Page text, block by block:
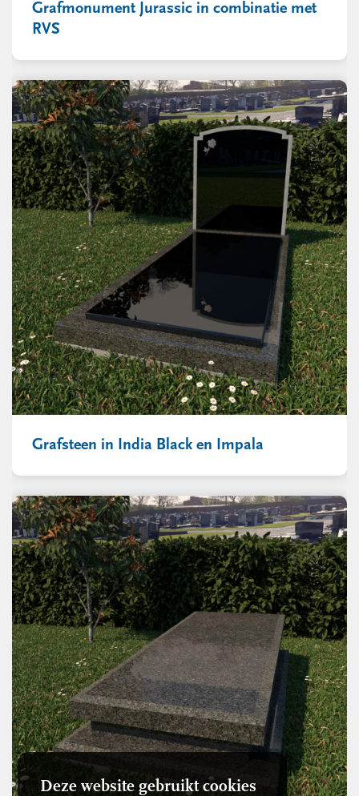
Grafmonument Jurassic in combinatie met
RVS
Grafsteen in India Black en Impala
Deze website gebruikt cookies